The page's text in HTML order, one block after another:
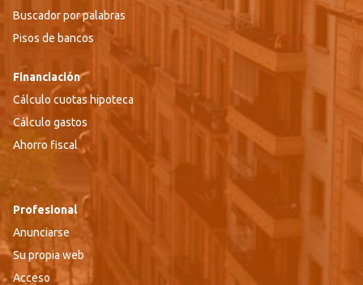
Buscador por palabras
Pisos de bancos
Financiación
Cálculo cuotas hipoteca
Cálculo gastos
Ahorro fiscal
Profesional
Anunciarse
Su propia web
Acceso